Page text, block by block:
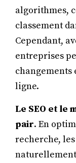
algorithmes,
classement
Cependant,
entreprises
ligne.
Le SEO et le
pair. En
recherche,